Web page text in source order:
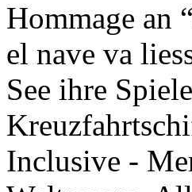
Hommage an
el nave va
See ihre
Inclusive -